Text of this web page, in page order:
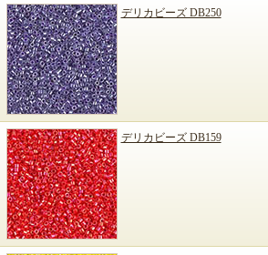
デリカビーズ DB250
デリカビーズ DB159